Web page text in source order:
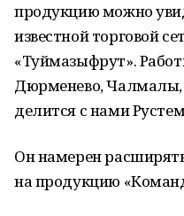
продукцию можно
известной торговой
«Туймазыфрут».
Дюрменево, Чалмалы,
делится с нами
Он намерен
на продукцию